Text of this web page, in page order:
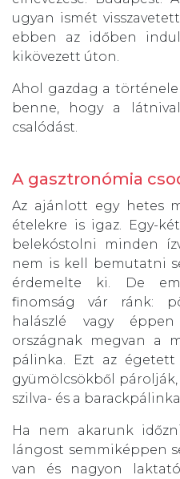
ugyan ismét
ebben az időben
kikövezett úton.
Ahol gazdag a
benne, hogy a
csalódást.
A gasztronómia
Az ajánlott egy hetes
ételekre is igaz. Egy-
belekóstolni minden
nem is kell bemutatni
érdemelte ki. De
finomság vár ránk:
halászlé vagy
országnak megvan a
pálinka. Ezt az égetett
gyümölcsökből
szilva- és a barackpálinka.
Ha nem akarunk
lángost semmiképpen
van és nagyon